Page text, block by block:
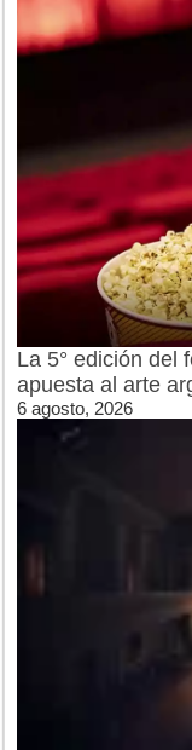
La 5° edición del
apuesta al arte
6 agosto, 2026